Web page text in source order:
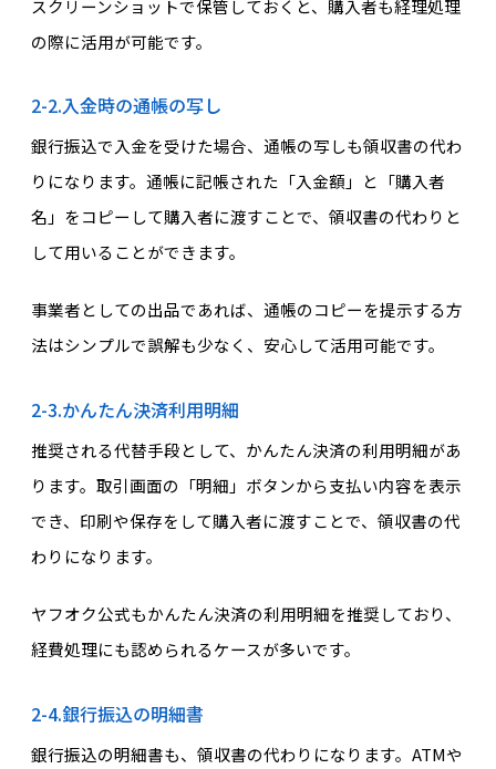
スクリーンショットで保管しておくと、購入者も経理処理
の際に活用が可能です。
2-2.入金時の通帳の写し
銀行振込で入金を受けた場合、通帳の写しも領収書の代わ
りになります。通帳に記帳された「入金額」と「購入者
名」をコピーして購入者に渡すことで、領収書の代わりと
して用いることができます。
事業者としての出品であれば、通帳のコピーを提示する方
法はシンプルで誤解も少なく、安心して活用可能です。
2-3.かんたん決済利用明細
推奨される代替手段として、かんたん決済の利用明細があ
ります。取引画面の「明細」ボタンから支払い内容を表示
でき、印刷や保存をして購入者に渡すことで、領収書の代
わりになります。
ヤフオク公式もかんたん決済の利用明細を推奨しており、
経費処理にも認められるケースが多いです。
2-4.銀行振込の明細書
銀行振込の明細書も、領収書の代わりになります。ATMや